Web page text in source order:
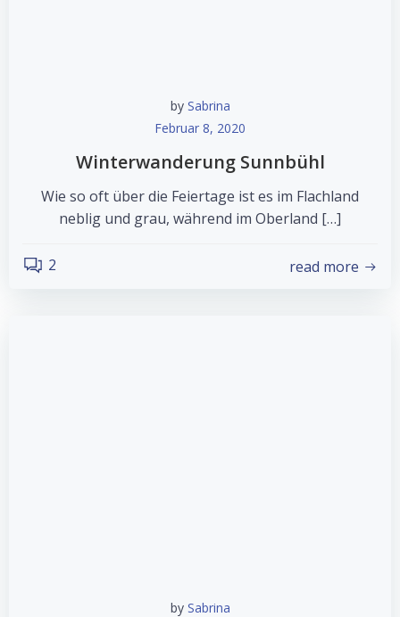
by Sabrina
Februar 8, 2020
Winterwanderung Sunnbühl
Wie so oft über die Feiertage ist es im Flachland
neblig und grau, während im Oberland […]
2 read more
by Sabrina